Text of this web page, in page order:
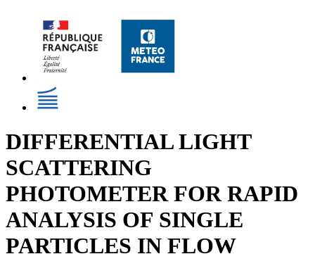
DIFFERENTIAL LIGHT
SCATTERING
PHOTOMETER FOR RAPID
ANALYSIS OF SINGLE
PARTICLES IN FLOW